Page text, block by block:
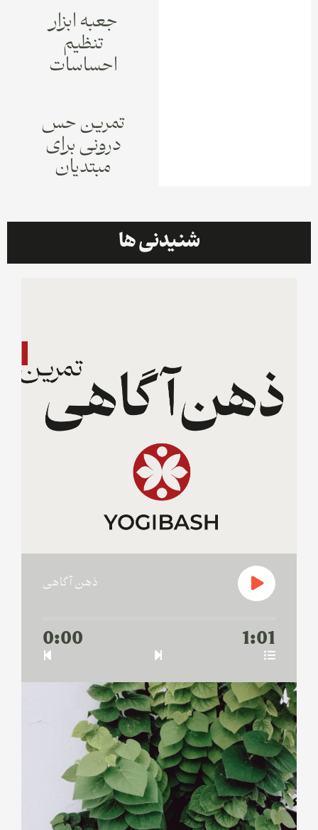
جعبه ابزار
تنظیم
احساسات
تمرین حس
درونی برای
مبتدیان
شنیدنی ها
ذهن آگاهی
0:00 1:01